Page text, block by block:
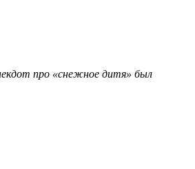
про «снежное дитя» был